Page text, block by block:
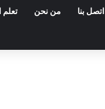
تعلم من نحن اتصل بنا